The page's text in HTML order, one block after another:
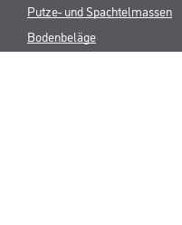
Putze- und Spachtelmassen
Bodenbeläge